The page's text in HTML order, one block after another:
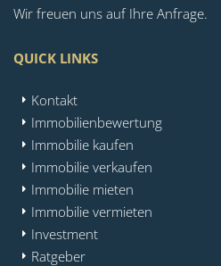
Wir freuen uns auf Ihre Anfrage.
QUICK LINKS
Kontakt
Immobilienbewertung
Immobilie kaufen
Immobilie verkaufen
Immobilie mieten
Immobilie vermieten
Investment
Ratgeber